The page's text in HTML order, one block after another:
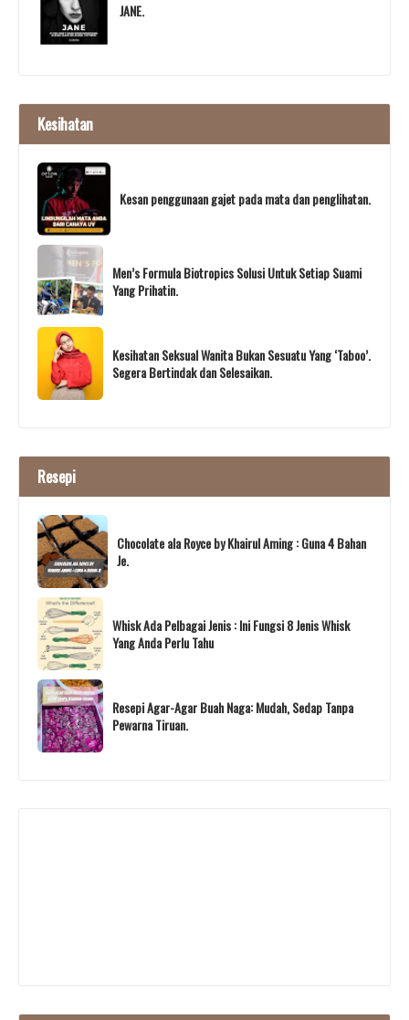
JANE.
Kesihatan
Kesan penggunaan gajet pada mata dan penglihatan.
Men’s Formula Biotropics Solusi Untuk Setiap Suami
Yang Prihatin.
Kesihatan Seksual Wanita Bukan Sesuatu Yang ‘Taboo’.
Segera Bertindak dan Selesaikan.
Resepi
Chocolate ala Royce by Khairul Aming : Guna 4 Bahan
Je.
Whisk Ada Pelbagai Jenis : Ini Fungsi 8 Jenis Whisk
Yang Anda Perlu Tahu
Resepi Agar-Agar Buah Naga: Mudah, Sedap Tanpa
Pewarna Tiruan.